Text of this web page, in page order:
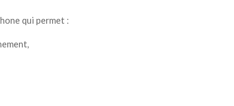
qui permet :